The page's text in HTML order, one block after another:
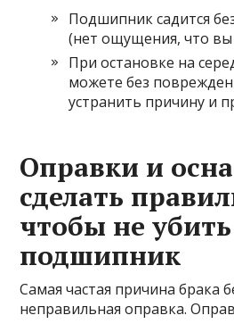
Подшипник садится без
(нет ощущения, что вы
При остановке на
можете без
устранить причину и
Оправки и
сделать
чтобы не убить
подшипник
Самая частая причина брака
неправильная оправка.